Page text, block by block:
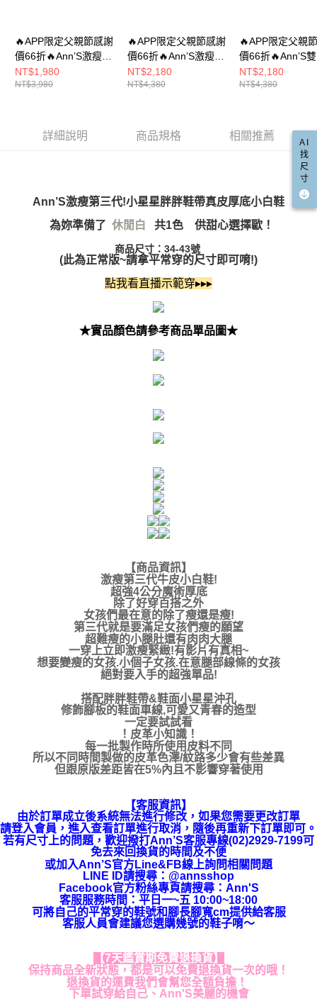
５．嚴禁一人註冊多個帳號或使用他人資訊註冊。若發現惡意使用之情形，
恩沛科技股份有限公司將有權停止該用戶之使用額度並採取法律行動。
國家/地區配送(限中國大陸地區) 查看運費
🔥APP限定父親節感謝
價66折🔥Ann’S激瘦第
三代!!!全真牛皮Z繞帶
厚底小白鞋-黑
NT$1,980
NT$3,980
🔥APP限定父親節感謝
價66折🔥Ann’S激瘦第
三代!寬版鞋帶拼接牛
麂皮真皮厚底小白鞋
NT$2,180
NT$4,380
🔥APP限定父親
價66折🔥Ann’S
石魔鬼氈 真皮奶
底小白鞋5cm-白
NT$2,180
NT$4,380
詳細說明 商品規格 相關推薦
Ann’S激瘦第三代!小星星胖胖鞋帶真皮厚底小白鞋
為妳準備了 休閒 白 共1色 供甜心選擇歐！
商品尺寸：34-43號
(此為正常版~請拿平常穿的尺寸即可唷!)
點我看直播示範穿▸▸▸
★實品顏色請參考商品單品圖★
【商品資訊】
激瘦第三代牛皮小白鞋!
超強4公分魔術厚底
除了好穿百搭之外
女孩們最在意的除了瘦還是瘦!
第三代就是要滿足女孩們瘦的願望
超難瘦的小腿肚還有肉肉大腿
一穿上立即激瘦緊緻!有影片有真相~
想要變瘦的女孩.小個子女孩.在意腿部線條的女孩
絕對要入手的超強單品!
搭配胖胖鞋帶&鞋面小星星沖孔
修飾腳板的鞋面車線,可愛又青春的造型
一定要試試看
！皮革小知識！
每一批製作時所使用皮料不同
所以不同時間製做的皮革色澤/紋路多少會有些差異
但跟原版差距皆在5%內且不影響穿著使用
【客服資訊】
由於訂單成立後系統無法進行修改，如果您需要更改訂單
請登入會員，進入查看訂單進行取消，隨後再重新下訂單即可。
若有尺寸上的問題，歡迎撥打Ann’S客服專線(02)2929-7199可
免去來回換貨的時間及不便
或加入Ann’S官方Line&FB線上詢問相關問題
LINE ID請搜尋 ： @annsshop
Facebook官方粉絲專頁請搜尋：Ann'S
客服服務時間：平日一~五 10:00~18:00
可將自己的平常穿的鞋號和腳長腳寬cm提供給客服
客服人員會建議您選購幾號的鞋子唷～
【7天鑑賞期免費退換貨】
保持商品全新狀態，都是可以免費退換貨一次的哦！
退換貨的運費我們會幫您全額負擔！
下單試穿給自己、Ann'S美麗的機會
AI
找
尺
寸